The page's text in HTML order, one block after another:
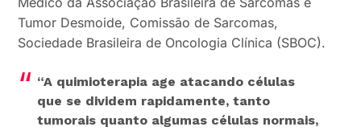
Tumor Desmoide, Comissão de Sarcomas,
Sociedade Brasileira de Oncologia Clínica (SBOC).
“A quimioterapia age atacando células
que se dividem rapidamente, tanto
tumorais quanto algumas células normais,